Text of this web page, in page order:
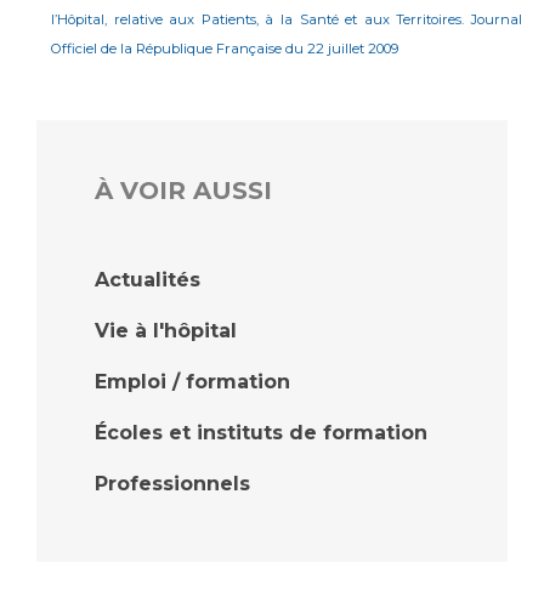
l’Hôpital, relative aux Patients, à la Santé et aux Territoires. Journal
Officiel de la République Française du 22 juillet 2009
À VOIR AUSSI
Actualités
Vie à l'hôpital
Emploi / formation
Écoles et instituts de formation
Professionnels